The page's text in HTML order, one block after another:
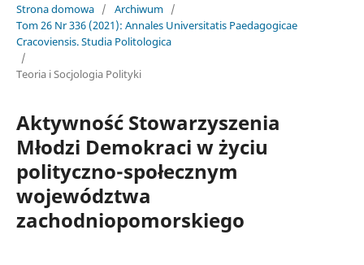
Strona domowa / Archiwum /
Tom 26 Nr 336 (2021): Annales Universitatis Paedagogicae
Cracoviensis. Studia Politologica
/
Teoria i Socjologia Polityki
Aktywność Stowarzyszenia
Młodzi Demokraci w życiu
polityczno-społecznym
województwa
zachodniopomorskiego